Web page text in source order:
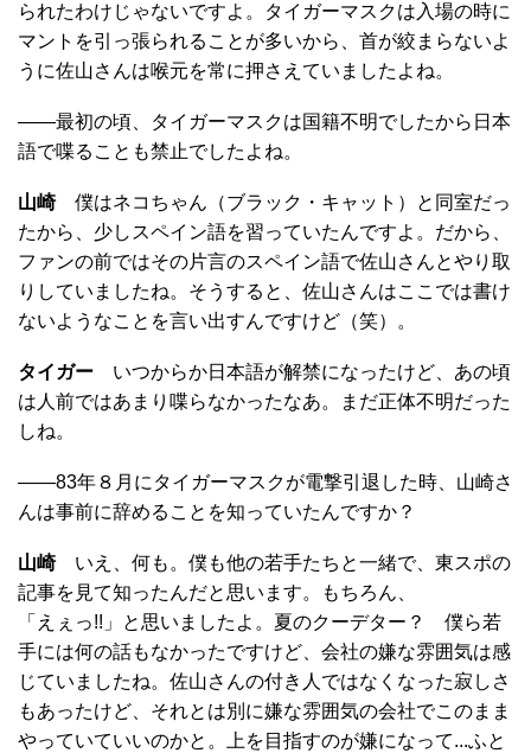
られたわけじゃないですよ。タイガーマスクは入場の時に
マントを引っ張られることが多いから、首が絞まらないよ
うに佐山さんは喉元を常に押さえていましたよね。
――最初の頃、タイガーマスクは国籍不明でしたから日本
語で喋ることも禁止でしたよね。
山崎僕はネコちゃん（ブラック・キャット）と同室だっ
たから、少しスペイン語を習っていたんですよ。だから、
ファンの前ではその片言のスペイン語で佐山さんとやり取
りしていましたね。そうすると、佐山さんはここでは書け
ないようなことを言い出すんですけど（笑）。
タイガー いつからか日本語が解禁になったけど、あの頃
は人前ではあまり喋らなかったなあ。まだ正体不明だった
しね。
――83年８月にタイガーマスクが電撃引退した時、山崎さ
んは事前に辞めることを知っていたんですか？
山崎いえ、何も。僕も他の若手たちと一緒で、東スポの
記事を見て知ったんだと思います。もちろん、
「えぇっ!!」と思いましたよ。夏のクーデター？ 僕ら若
手には何の話もなかったですけど、会社の嫌な雰囲気は感
じていましたね。佐山さんの付き人ではなくなった寂しさ
もあったけど、それとは別に嫌な雰囲気の会社でこのまま
やっていていいのかと。上を目指すのが嫌になって...ふと